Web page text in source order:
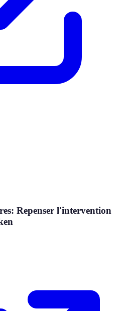
Repenser l'intervention